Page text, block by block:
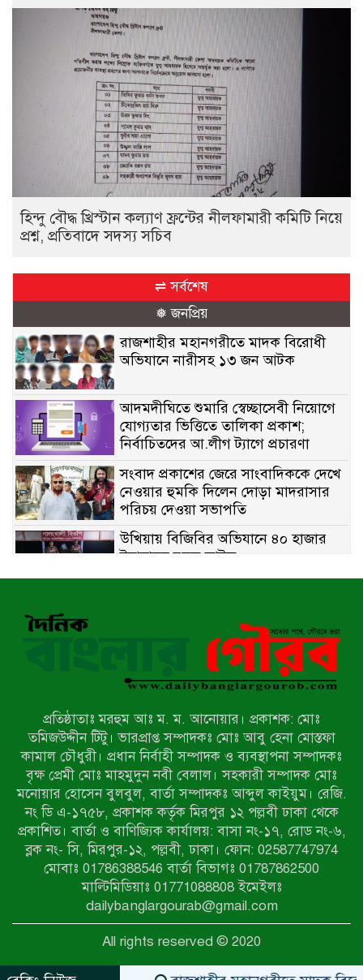
হিন্দু বৌদ্ধ খ্রিস্টান কল্যাণ ফ্রন্টের নীলফামারী কমিটি নিয়ে
প্রশ্ন, প্রতিবাদে সদস্য সচিব
⇌ সর্বশেষ
❅ জনপ্রিয়
রাজশাহীর মহানগরীতে মাদক বিরোধী
অভিযানে নারীসহ ১৩ জন আটক
আদমদীঘিতে শুমারি স্বেচ্ছাসেবী নিয়োগে
যোগ্যতার ভিত্তিতে তালিকা প্রকাশ;
নির্বাচিতদের আ.লীগ ট্যাগে প্রচারণা
সংবাদ প্রকাশের জেরে সাংবাদিককে দেখে
নেওয়ার হুমকি দিলেন দোড়া মাদরাসার
পরিচয় দেওয়া সভাপতি
উখিয়ায় বিজিবির অভিযানে ৪০ হাজার
ইয়াবাসহ যুবক আটক
হিন্দু বৌদ্ধ খ্রিস্টান কল্যাণ ফ্রন্টের
নীলফামারী কমিটি নিয়ে প্রশ্ন, প্রতিবাদে
দরিয়ানগরে প্যারাসেইলিং দুর্ঘটনায় পর্যটক
নিহত: হত্যা মামলার প্রধান আসামি ঢাকায়
র‌্যাবের জালে
আদাচাকী দক্ষিণপাড়া ফ্রেন্ডস ক্লাবের
আয়োজনে ফুটবল টুর্নামেন্টের ফাইনাল
অনুষ্ঠিত
নওগাঁর বদলগাছীতে মানাপের
সচেতনতামূলক নাটক ‘পালাবদল’ মঞ্চস্থ
কিশোরদের মাদক-গেমের আসক্তি
ঠেকাতে, ‘এসো গড়ি নতুন দেশ’-এর
ফুটবল বিতরণ
প্রতিষ্ঠাতাঃ মরহুম আঃ ম. ম. আনোয়ার। প্রকাশক: মোঃ
তমিজউদ্দীন টিটু। ভারপ্রাপ্ত সম্পাদকঃ মোঃ আবু হেনা মোস্তফা
কামাল চৌধুরী। প্রধান নির্বাহী সম্পাদক ও ব্যবস্থাপনা সম্পাদকঃ
বৃক্ষ প্রেমী মোঃ মাহমুদুন নবী বেলাল। সহকারী সম্পাদক মোঃ
মনোয়ার হোসেন বুলবুল, বার্তা সম্পাদকঃ আব্দুল কাইয়ুম। রেজি.
নং ডি এ-১৭৫৮, প্রকাশক কর্তৃক মিরপুর ১২ পল্লবী ঢাকা থেকে
প্রকাশিত। বার্তা ও বাণিজ্যিক কার্যালয়: বাসা নং-১৭, রোড নং-৬,
ব্লক নং- সি, মিরপুর-১২, পল্লবী, ঢাকা। ফোন: 02587747974
মোবাঃ 01786388546 বার্তা বিভাগঃ 01787862500
মাল্টিমিডিয়াঃ 01771088808 ইমেইলঃ
dailybanglargourab@gmail.com
All rights reserved © 2020